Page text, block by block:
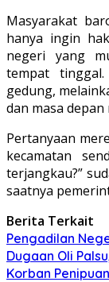
Masyarakat
hanya ingin
negeri yang
tempat
gedung,
dan masa
Pertanyaan
kecamatan
terjangkau?”
saatnya
Berita Terkait
Pengadilan
Dugaan Oli
Korban